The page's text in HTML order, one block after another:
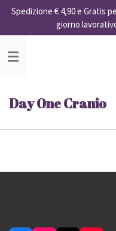
Vai
contenuto
principale
Spedizione € 4,90 e Gratis
giorno
Day One Cranio